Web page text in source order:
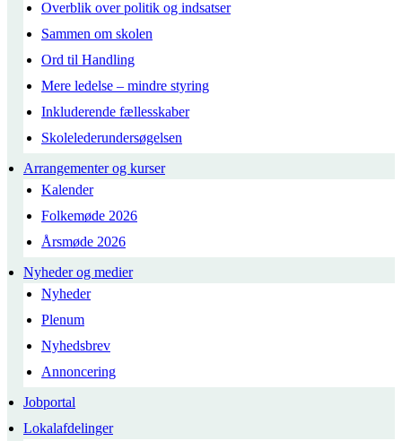
Overblik over politik og indsatser
Sammen om skolen
Ord til Handling
Mere ledelse – mindre styring
Inkluderende fællesskaber
Skolelederundersøgelsen
Arrangementer og kurser
Kalender
Folkemøde 2026
Årsmøde 2026
Nyheder og medier
Nyheder
Plenum
Nyhedsbrev
Annoncering
Jobportal
Lokalafdelinger